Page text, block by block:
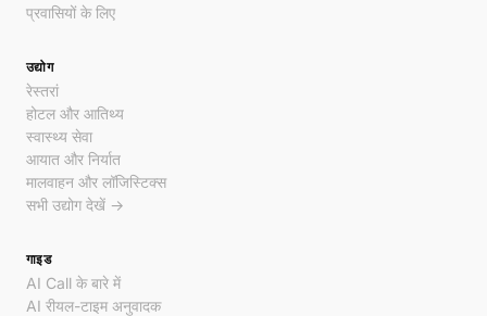
प्रवासियों के लिए
उद्योग
रेस्तरां
होटल और आतिथ्य
स्वास्थ्य सेवा
आयात और निर्यात
मालवाहन और लॉजिस्टिक्स
सभी उद्योग देखें →
गाइड
AI Call के बारे में
AI रीयल-टाइम अनुवादक